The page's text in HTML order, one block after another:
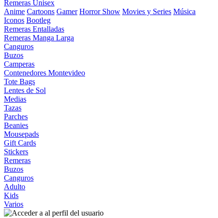
Remeras Unisex
Anime Cartoons Gamer Horror Show Movies y Series Música
Iconos Bootleg
Remeras Entalladas
Remeras Manga Larga
Canguros
Buzos
Camperas
Contenedores Montevideo
Tote Bags
Lentes de Sol
Medias
Tazas
Parches
Beanies
Mousepads
Gift Cards
Stickers
Remeras
Buzos
Canguros
Adulto
Kids
Varios